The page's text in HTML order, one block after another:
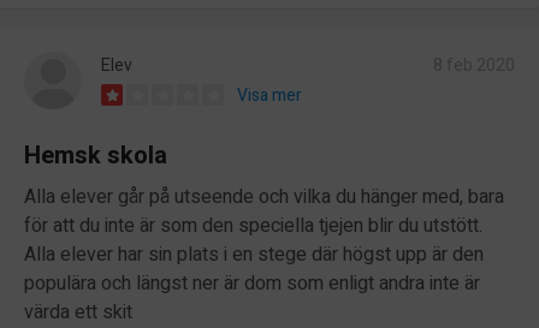
Elev
Visa mer
Hemsk skola
Alla elever går på utseende och vilka du hänger med, bara
för att du inte är som den speciella tjejen blir du utstött.
Alla elever har sin plats i en stege där högst upp är den
populära och längst ner är dom som enligt andra inte är
värda ett skit